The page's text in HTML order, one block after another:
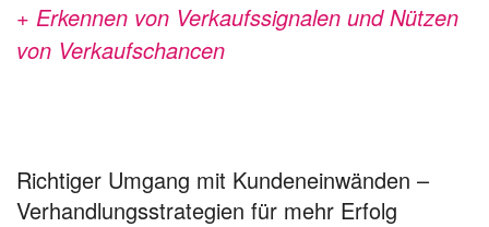
+ Erkennen von Verkaufssignalen und Nützen
von Verkaufschancen
Richtiger Umgang mit Kundeneinwänden –
Verhandlungsstrategien für mehr Erfolg